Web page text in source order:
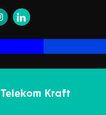
Telekom Kraft